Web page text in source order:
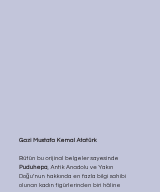
Gazi Mustafa Kemal Atatürk
Bütün bu orijinal belgeler sayesinde
Puduhepa, Antik Anadolu ve Yakın
Doğu’nun hakkında en fazla bilgi sahibi
olunan kadın figürlerinden biri hâline